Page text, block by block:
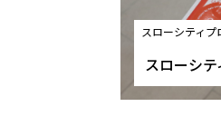
スローシティプ
スローシ